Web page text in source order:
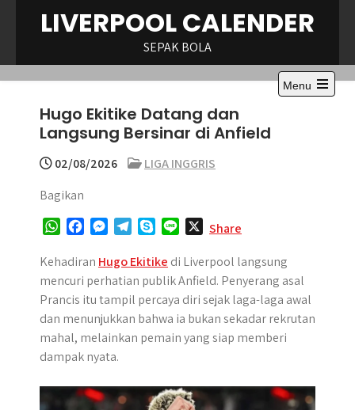
LIVERPOOL CALENDER
SEPAK BOLA
Menu
Open
Hugo Ekitike Datang dan
Langsung Bersinar di Anfield
02/08/2026
LIGA INGGRIS
Bagikan
W
a
t
s
A
c
e
b
o
s
s
e
n
g
r
l
e
g
r
y
p
e
n
e
Share
Kehadiran Hugo Ekitike di Liverpool langsung
mencuri perhatian publik Anfield. Penyerang asal
Prancis itu tampil percaya diri sejak laga-laga awal
dan menunjukkan bahwa ia bukan sekadar rekrutan
mahal, melainkan pemain yang siap memberi
dampak nyata.